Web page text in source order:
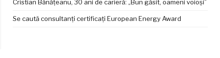
Cristian Bănățeanu, 30 ani de carieră: „Bun găsit, oameni voioși”
Se caută consultanți certificați European Energy Award